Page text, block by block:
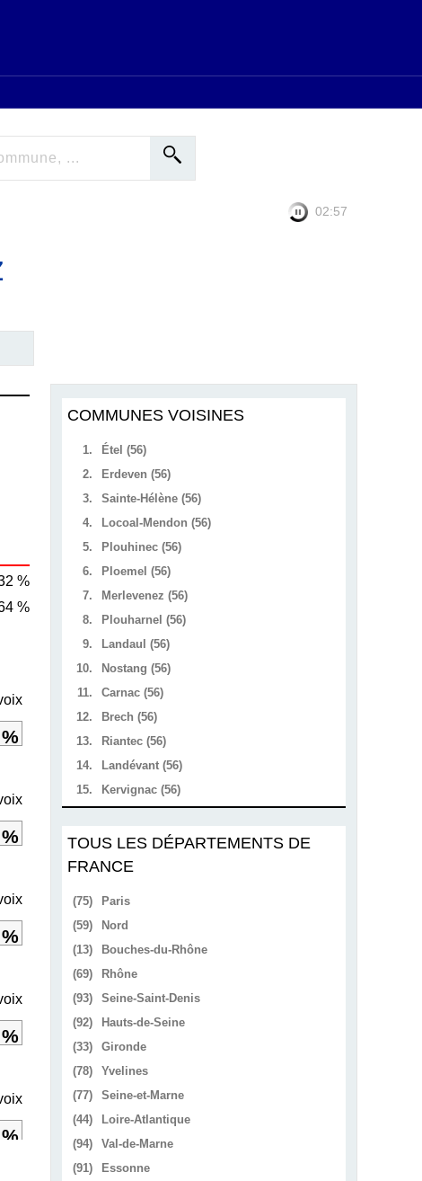
02:56
%
%
COMMUNES VOISINES
1.
Étel (56)
2.
Erdeven (56)
3.
Sainte-Hélène (56)
4.
Locoal-Mendon (56)
5.
Plouhinec (56)
6.
Ploemel (56)
7.
Merlevenez (56)
8.
Plouharnel (56)
9.
Landaul (56)
10.
Nostang (56)
11.
Carnac (56)
12.
Brech (56)
13.
Riantec (56)
14.
Landévant (56)
15.
Kervignac (56)
TOUS LES DÉPARTEMENTS DE
FRANCE
(75)
Paris
(59)
Nord
(13)
Bouches-du-Rhône
(69)
Rhône
(93)
Seine-Saint-Denis
(92)
Hauts-de-Seine
(33)
Gironde
(78)
Yvelines
(77)
Seine-et-Marne
(44)
Loire-Atlantique
(94)
Val-de-Marne
(91)
Essonne